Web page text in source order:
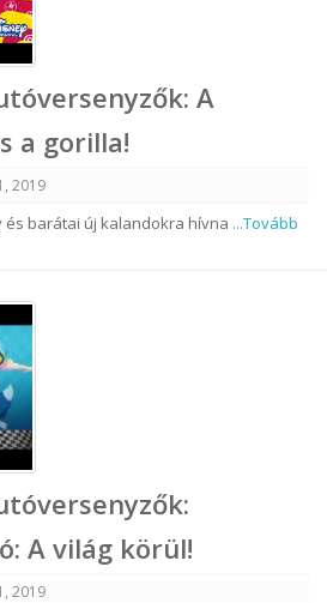
A
a gorilla!
2019
és barátai új kalandokra hívna ...Tovább
A világ körül!
2019